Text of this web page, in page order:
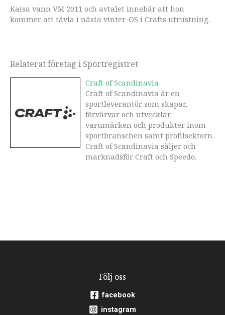
Kaisa vann VM 2011 och avtalet innebär att hon
kommer att tävla i nästa vinter-OS i Crafts utrustning.
Relaterat företag i Sportregistret
Craft of Scandinavia
Craft of Scandinavia är en
sportleverantör som skapar,
förvärvar och utvecklar
varumärken och produkter inom
sportbranschen samt profilsektorn.
Craft of Scandinavia säljer och
marknadsför Craft och Speedo.
Följ oss
facebook
instagram